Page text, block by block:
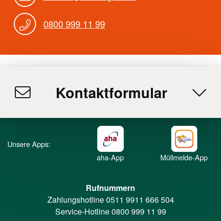
0800 999 11 99
Kontaktformular
Unsere Apps:
aha-App
Müllmelde-App
Rufnummern
Zahlungshotline0511 9911 666 504
Service-Hotline0800 999 11 99